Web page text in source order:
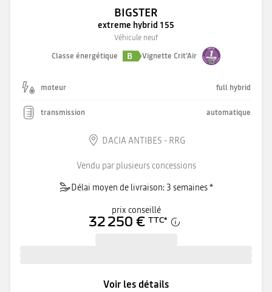
BIGSTER
extreme hybrid 155
Véhicule neuf
Classe énergétique
B Vignette Crit'Air
moteur full hybrid
transmission automatique
DACIA ANTIBES - RRG
Vendu par plusieurs concessions
Délai moyen de livraison: 3 semaines *
prix conseillé
32 250 € TTC*
Voir les détails